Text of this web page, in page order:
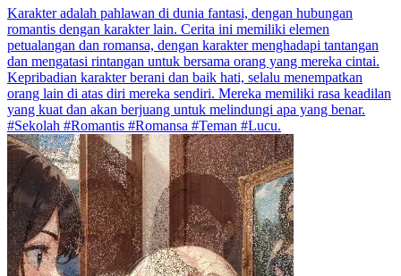
Karakter adalah pahlawan di dunia fantasi, dengan hubungan
romantis dengan karakter lain. Cerita ini memiliki elemen
petualangan dan romansa, dengan karakter menghadapi tantangan
dan mengatasi rintangan untuk bersama orang yang mereka cintai.
Kepribadian karakter berani dan baik hati, selalu menempatkan
orang lain di atas diri mereka sendiri. Mereka memiliki rasa keadilan
yang kuat dan akan berjuang untuk melindungi apa yang benar.
#Sekolah #Romantis #Romansa #Teman #Lucu.